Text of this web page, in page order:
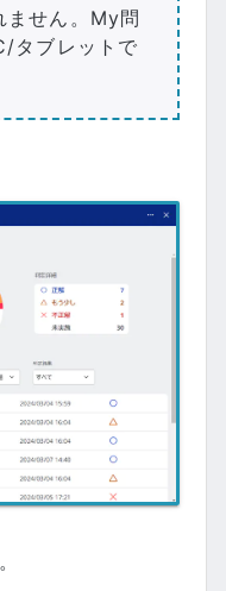
ません。My問
タブレットで